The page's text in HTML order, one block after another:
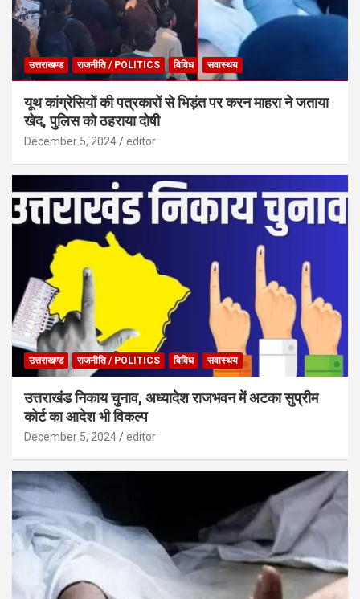
उत्तराखण्ड राजनीति / POLITICS विविध सवास्थय
यूथ कांग्रेसियों की पत्रकारों से भिड़ंत पर करन माहरा ने जताया
खेद, पुलिस को ठहराया दोषी
December 5, 2024 editor
उत्तराखण्ड राजनीति / POLITICS विविध सवास्थय
उत्तराखंड निकाय चुनाव, अध्यादेश राजभवन में अटका सुप्रीम
कोर्ट का आदेश भी विकल्प
December 5, 2024 editor